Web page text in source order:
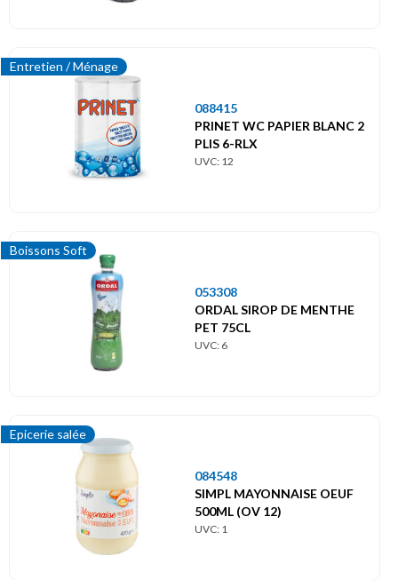
Entretien / Ménage
088415
PRINET WC PAPIER BLANC 2
PLIS 6-RLX
UVC: 12
Boissons Soft
053308
ORDAL SIROP DE MENTHE
PET 75CL
UVC: 6
Epicerie salée
084548
SIMPL MAYONNAISE OEUF
500ML (OV 12)
UVC: 1